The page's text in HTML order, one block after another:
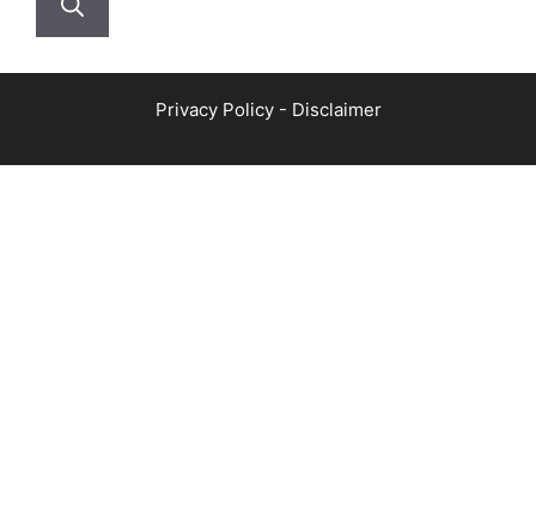
Privacy Policy- Disclaimer